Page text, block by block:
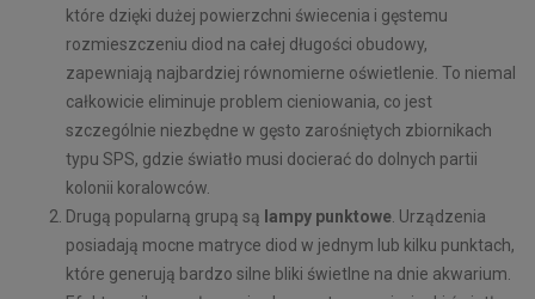
które dzięki dużej powierzchni świecenia i gęstemu
rozmieszczeniu diod na całej długości obudowy,
zapewniają najbardziej równomierne oświetlenie. To niemal
całkowicie eliminuje problem cieniowania, co jest
szczególnie niezbędne w gęsto zarośniętych zbiornikach
typu SPS, gdzie światło musi docierać do dolnych partii
kolonii koralowców.
Drugą popularną grupą są lampy punktowe . Urządzenia
posiadają mocne matryce diod w jednym lub kilku punktach,
które generują bardzo silne bliki świetlne na dnie akwarium.